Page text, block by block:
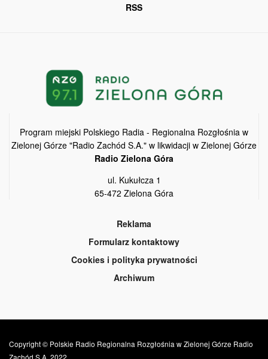
RSS
Program miejski Polskiego Radia - Regionalna Rozgłośnia w
Zielonej Górze "Radio Zachód S.A." w likwidacji w Zielonej Górze
Radio Zielona Góra
ul. Kukułcza 1
65-472 Zielona Góra
Reklama
Formularz kontaktowy
Cookies i polityka prywatności
Archiwum
Copyright © Polskie Radio Regionalna Rozgłośnia w Zielonej Górze Radio
Zachód S.A. 2022.